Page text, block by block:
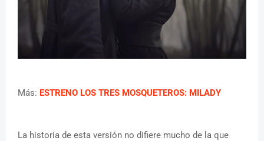
Más: ESTRENO LOS TRES MOSQUETEROS: MILADY
La historia de esta versión no difiere mucho de la que